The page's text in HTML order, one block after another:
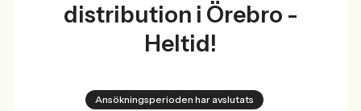
distribution i Örebro -
Heltid!
Ansökningsperioden har avslutats